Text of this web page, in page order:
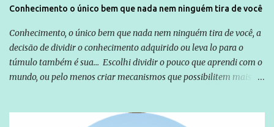
Conhecimento o único bem que nada nem ninguém tira de você
Conhecimento, o único bem que nada nem ninguém tira de você, a
decisão de dividir o conhecimento adquirido ou leva lo para o
túmulo também é sua... Escolhi dividir o pouco que aprendi com o
mundo, ou pelo menos criar mecanismos que possibilitem mais e
empreendedor da comunicação, que além de informação